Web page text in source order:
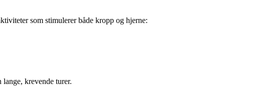
som stimulerer både kropp og hjerne:
krevende turer.